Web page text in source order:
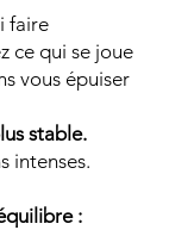
faire
ce qui se joue
vous épuiser
stable.
intenses.
: